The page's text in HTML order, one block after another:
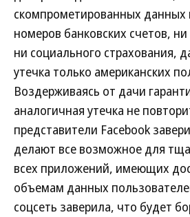
скомпрометированных данных
номеров банковских счетов,
ни социального страхования,
утечка только американских
Воздерживаясь от дачи
аналогичная утечка не
представители Facebook
делают все возможное для
всех приложений, имеющих
объемам данных
соцсеть заверила, что будет